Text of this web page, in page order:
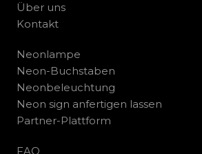
Über uns
Kontakt
Neonlampe
Neon-Buchstaben
Neonbeleuchtung
Neon sign anfertigen lassen
Partner-Plattform
FAQ